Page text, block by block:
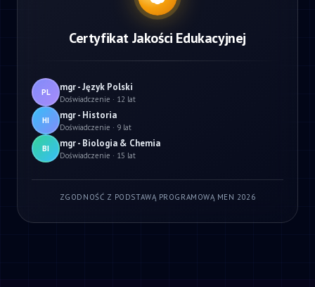
Certyfikat Jakości Edukacyjnej
PL mgr - Język Polski
Doświadczenie · 12 lat
HI mgr - Historia
Doświadczenie · 9 lat
BI mgr - Biologia & Chemia
Doświadczenie · 15 lat
ZGODNOŚĆ Z PODSTAWĄ PROGRAMOWĄ MEN 2026